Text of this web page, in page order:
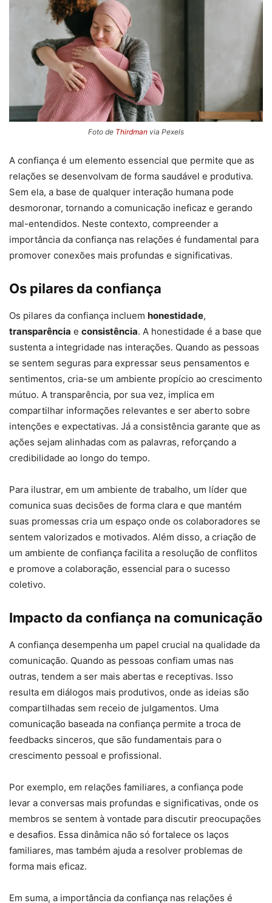
Foto de Thirdman via Pexels
A confiança é um elemento essencial que permite que as
relações se desenvolvam de forma saudável e produtiva.
Sem ela, a base de qualquer interação humana pode
desmoronar, tornando a comunicação ineficaz e gerando
mal-entendidos. Neste contexto, compreender a
importância da confiança nas relações é fundamental para
promover conexões mais profundas e significativas.
Os pilares da confiança
Os pilares da confiança incluem honestidade,
transparência e consistência. A honestidade é a base que
sustenta a integridade nas interações. Quando as pessoas
se sentem seguras para expressar seus pensamentos e
sentimentos, cria-se um ambiente propício ao crescimento
mútuo. A transparência, por sua vez, implica em
compartilhar informações relevantes e ser aberto sobre
intenções e expectativas. Já a consistência garante que as
ações sejam alinhadas com as palavras, reforçando a
credibilidade ao longo do tempo.
Para ilustrar, em um ambiente de trabalho, um líder que
comunica suas decisões de forma clara e que mantém
suas promessas cria um espaço onde os colaboradores se
sentem valorizados e motivados. Além disso, a criação de
um ambiente de confiança facilita a resolução de conflitos
e promove a colaboração, essencial para o sucesso
coletivo.
Impacto da confiança na comunicação
A confiança desempenha um papel crucial na qualidade da
comunicação. Quando as pessoas confiam umas nas
outras, tendem a ser mais abertas e receptivas. Isso
resulta em diálogos mais produtivos, onde as ideias são
compartilhadas sem receio de julgamentos. Uma
comunicação baseada na confiança permite a troca de
feedbacks sinceros, que são fundamentais para o
crescimento pessoal e profissional.
Por exemplo, em relações familiares, a confiança pode
levar a conversas mais profundas e significativas, onde os
membros se sentem à vontade para discutir preocupações
e desafios. Essa dinâmica não só fortalece os laços
familiares, mas também ajuda a resolver problemas de
forma mais eficaz.
Em suma, a importância da confiança nas relações é